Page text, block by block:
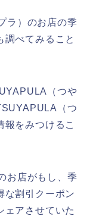
ラ）のお店の季
調べてみること
（つや
（つ
をみつけるこ
お店がもし、季
な割引クーポン
ェアさせていた